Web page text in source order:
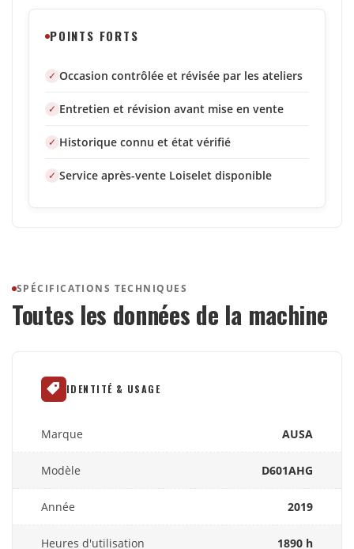
POINTS FORTS
Occasion contrôlée et révisée par les ateliers
Entretien et révision avant mise en vente
Historique connu et état vérifié
Service après-vente Loiselet disponible
SPÉCIFICATIONS TECHNIQUES
Toutes les données de la machine
IDENTITÉ & USAGE
Marque AUSA
Modèle D601AHG
Année 2019
Heures d'utilisation 1890 h